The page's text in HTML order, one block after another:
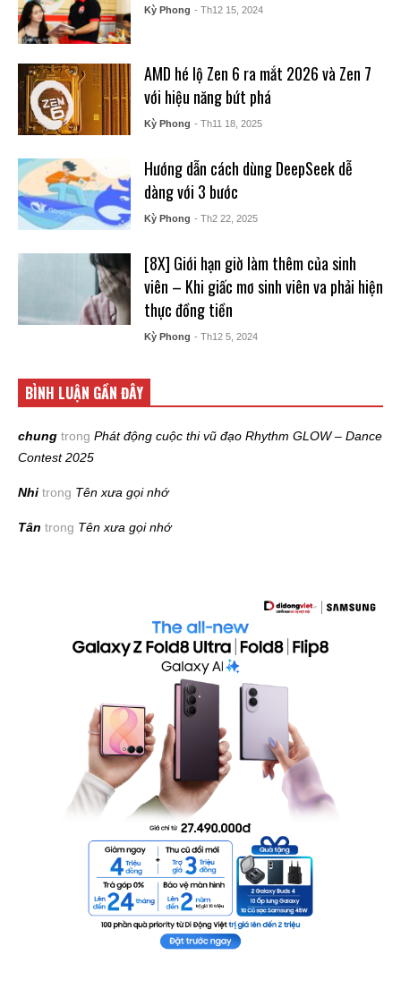
Kỳ Phong - Th12 15, 2024
AMD hé lộ Zen 6 ra mắt 2026 và Zen 7
với hiệu năng bứt phá
Kỳ Phong - Th11 18, 2025
Hướng dẫn cách dùng DeepSeek dễ
dàng với 3 bước
Kỳ Phong - Th2 22, 2025
[8X] Giới hạn giờ làm thêm của sinh
viên – Khi giấc mơ sinh viên va phải hiện
thực đồng tiền
Kỳ Phong - Th12 5, 2024
BÌNH LUẬN GẦN ĐÂY
chung trong Phát động cuộc thi vũ đạo Rhythm GLOW – Dance
Contest 2025
Nhi trong Tên xưa gọi nhớ
Tân trong Tên xưa gọi nhớ